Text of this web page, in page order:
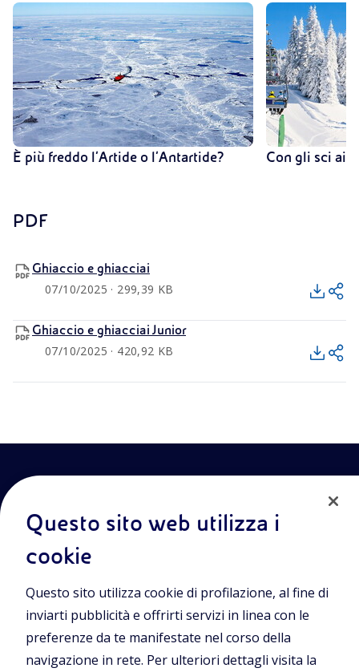
È più freddo l’Artide o l’Antartide? Con gli sci ai
PDF
Ghiaccio e ghiacciai
07/10/2025 · 299,39 KB
Ghiaccio e ghiacciai Junior
07/10/2025 · 420,92 KB
Entra nel mondo Eniscuola.Scopri gli strumenti e le
metodologie innovative per la didattica e naviga tra contenuti
multimediali, lezioni digitali e approfondimenti sui grandi temi
di attualità. Eniscuola è una iniziativa di Eni.
POLICIES
Questo sito web utilizza i
cookie
Questo sito utilizza cookie di profilazione, al fine di
inviarti pubblicità e offrirti servizi in linea con le
preferenze da te manifestate nel corso della
navigazione in rete. Per ulteriori dettagli visita la